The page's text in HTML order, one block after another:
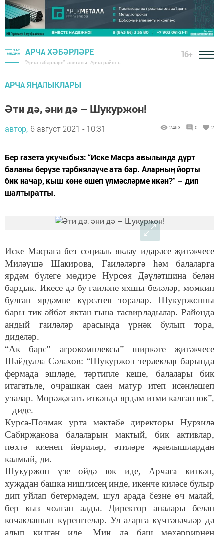
АРЧА ХӘБӘРЛӘРЕ
"Арча хәбәрләре" газетасы - Арча районы
16+
АРЧА ЯҢАЛЫКЛАРЫ
Әти дә, әни дә – Шукуржон!
автор, 6 август 2021 - 10:31 2463 0 2
Бер газета укучыбыз: “Иске Масра авылында дүрт
баланы берүзе тәрбияләүче ата бар. Аларның йорты
бик начар, кыш көне өшеп үлмәсләрме икән?” – дип
шалтыратты.
Иске Масрага без социаль яклау идарәсе җитәкчесе
Миләүшә Шакирова, Гаиләләргә һәм балаларга
ярдәм бүлеге мөдире Нурсөя Дәүләтшина белән
бардык. Икесе дә бу гаиләне яхшы беләләр, мөмкин
булган ярдәмне күрсәтеп торалар. Шукуржонны
бары тик әйбәт яктан гына тасвирладылар. Районда
андый гаиләләр арасында үрнәк булып тора,
диделәр.
“Ак барс” агрокомплексы” ширкәте җитәкчесе
Шәйдулла Сәлахов: “Шукуржон терлекләр барында
фермада эшләде, тәртипле кеше, балалары бик
итагатьле, очрашкан саен матур итеп исәнләшеп
узалар. Мөрәҗәгать иткәндә ярдәм итми калган юк”,
– диде.
Курса-Почмак урта мәктәбе директоры Нурзилә
Сабирҗанова балаларын мактый, бик активлар,
пөхтә киенеп йөриләр, әтиләре җыелышлардан
калмый, ди.
Шукуржон үзе өйдә юк иде, Арчага киткән,
хуҗадан башка нишлисең инде, икенче киләсе булыр
дип уйлап бетермәдем, шул арада безне өч малай,
бер кыз чолгап алды. Директор апалары белән
кочаклашып күрештеләр. Ул аларга күчтәнәчләр дә
алып килгән иде. Мин дә баш мөхәррирнең